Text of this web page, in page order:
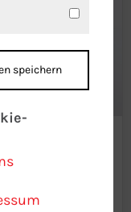
speichern
bei der